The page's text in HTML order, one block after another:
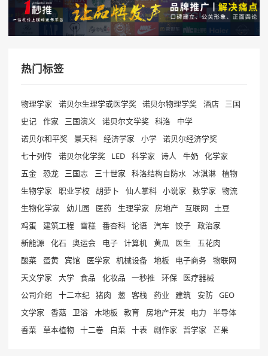
热门标签
物理学家 诺贝尔生理学或医学奖 诺贝尔物理学奖 酒店
三国
史记
作家 三国演义 诺贝尔文学奖 科洛
中学
诺贝尔和平奖
景天科 经济学家 小学 诺贝尔经济学奖
七十列传
诺贝尔化学奖 LED 科学家 诗人 牛奶
化学家
五金
恐龙 三国志 三十世家 科洛结构自防水 冰淇淋 植物
生物学家
职业学校 胡萝卜 仙人掌科 小说家 数学家
物流
生物化学家
幼儿园 医药 生理学家 房地产 互联网
土豆
鸡蛋
建筑工程 雪糕 番杏科 论语 汽车 饺子
政治家
新能源
化石 奥运会 电子 计算机 黄瓜 医生
五花肉
酸菜
蛋黄 宾馆 医学家 机械设备 地板 电子商务
物联网
天文学家
大学 食品 化妆品 一秒推 环保
医疗器械
公司介绍
十二本纪 猪肉 葱 客栈 药业 建筑 安防 GEO
文学家
香菇 卫浴 木地板 教育 房地产开发 电力
半导体
香菜
草本植物 十二卷 白菜 十表 剧作家 哲学家 芒果